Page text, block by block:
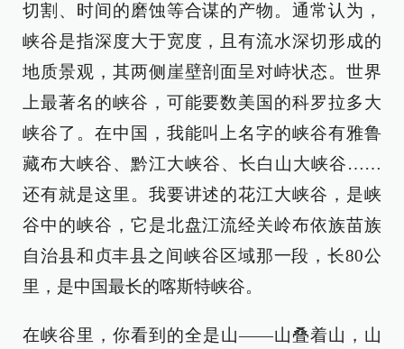
切割、时间的磨蚀等合谋的产物。通常认为，
峡谷是指深度大于宽度，且有流水深切形成的
地质景观，其两侧崖壁剖面呈对峙状态。世界
上最著名的峡谷，可能要数美国的科罗拉多大
峡谷了。在中国，我能叫上名字的峡谷有雅鲁
藏布大峡谷、黔江大峡谷、长白山大峡谷……
还有就是这里。我要讲述的花江大峡谷，是峡
谷中的峡谷，它是北盘江流经关岭布依族苗族
自治县和贞丰县之间峡谷区域那一段，长80公
里，是中国最长的喀斯特峡谷。
在峡谷里，你看到的全是山——山叠着山，山